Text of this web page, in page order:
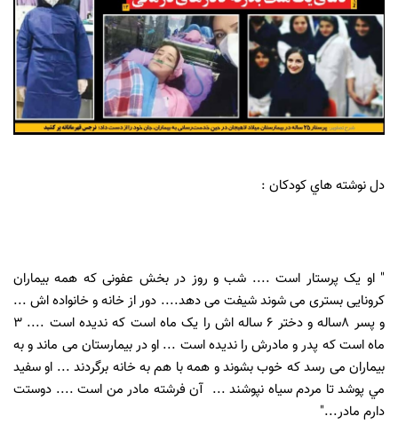
دل نوشته هاي كودكان :
" او یک پرستار است .... شب و روز در بخش عفونی که همه بیماران
کرونایی بستری می شوند شیفت می دهد.... دور از خانه و خانواده اش ...
و پسر 8ساله و دختر 6 ساله اش را یک ماه است که ندیده است .... 3
ماه است که پدر و مادرش را ندیده است ... او در بیمارستان می ماند و به
بیماران می رسد که خوب بشوند و همه با هم به خانه برگردند ... او سفید
مي پوشد تا مردم سیاه نپوشند ... آن فرشته مادر من است .... دوستت
دارم مادر..."